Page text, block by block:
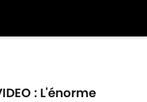
: L'énorme